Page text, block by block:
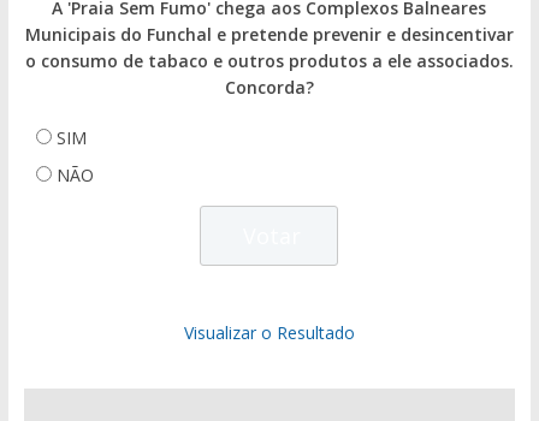
A 'Praia Sem Fumo' chega aos Complexos Balneares
Municipais do Funchal e pretende prevenir e desincentivar
o consumo de tabaco e outros produtos a ele associados.
Concorda?
SIM
NÃO
Visualizar o Resultado